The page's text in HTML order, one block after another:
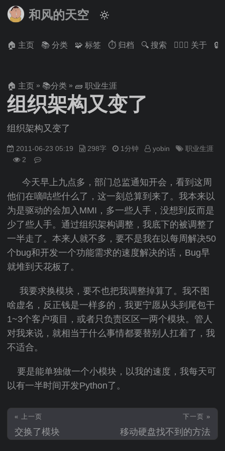
和风的天空
🏠 主页 📚 分类 🧩 标签 ⏱ 归档 🔍 搜索 🙋🏻‍♂️ 关于 🔒
🏠 主页 » 📚分类 » 🧱 职业生涯
组织架构又变了
组织架构又变了
2011-06-23 05:19 298字 1分钟 yobin
职业生涯
2
今天早上九点多，部门总监通知开会，看到这周
他们在嘀咕些什么了，这一刻总算到来了。我本来以
为是驱动的会加入MMI，多一些人手，没想到反而是
少了些人手。通过组织架构调整，我底下的被调整了
一半走了。本来人就不多，要不是我在以每周解决50
个bug和开发一个功能需求的速度解决的话，Bug早
就堆到天花板了。
我要求换模块，要不也把我调整掉算了。我不图
啥虚名，反正钱是一样多的，我更宁愿从头到尾包干
1~3个客户项目，或者只负责区区一两个模块。管人
对我来说，就相当于什么事情都要替别人扛着了，我
不适合。
要是能单独做一个小模块，以我的速度，我每天可
以有一半时间开发Python了。
« 上一页
交换了模块
下一页 »
移动硬盘找不到的方法